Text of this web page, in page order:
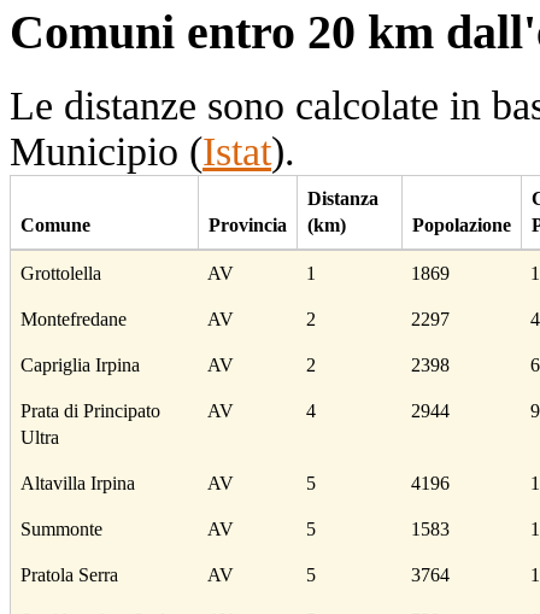
Comuni entro 20 km
Le distanze sono calcolate in
Municipio (Istat).
Comune Provincia
Distanza
(km)
Popolazione
Grottolella AV 1 1869
Montefredane AV 2 2297
Capriglia Irpina AV 2 2398
Prata di Principato
Ultra
AV 4 2944
Altavilla Irpina AV 5 4196
Summonte AV 5 1583
Pratola Serra AV 5 3764